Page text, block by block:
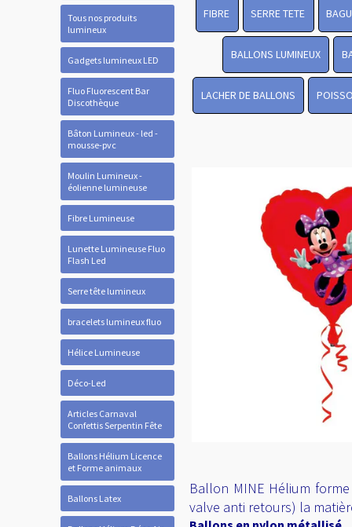
Tous nos produits
lumineux
Gadgets lumineux LED
Fluo Fluorescent Bar
Discothèque
Bâton Lumineux - led -
mousse-pvc
Moulin Lumineux -
éolienne lumineuse
Fibre Lumineuse
Lunette Lumineuse Fluo
Flash Led
Serre tête lumineux
bracelets lumineux fluo
Hélice Lumineuse
Déco-Led
Articles Carnaval
Confettis Serpentin Fête
Ballons Hélium Licence
et Forme animaux
Ballons Latex
FIBRE SERRE TETE
BALLONS LUMINEUX
LACHER DE BALLONS
Ballon MINE Hélium
valve anti retours) la